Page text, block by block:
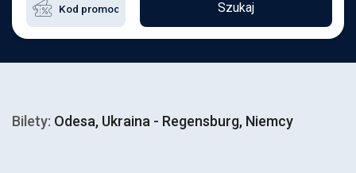
Szukaj
Bilety: Odesa, Ukraina - Regensburg, Niemcy